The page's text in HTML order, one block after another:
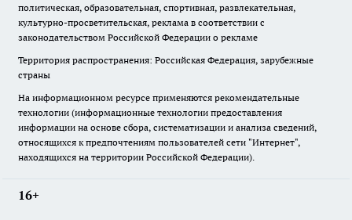
политическая, образовательная, спортивная, развлекательная,
культурно-просветительская, реклама в соответствии с
законодательством Российской Федерации о рекламе
Территория распространения: Российская Федерация, зарубежные
страны
На информационном ресурсе применяются рекомендательные
технологии (информационные технологии предоставления
информации на основе сбора, систематизации и анализа сведений,
относящихся к предпочтениям пользователей сети "Интернет",
находящихся на территории Российской Федерации).
16+